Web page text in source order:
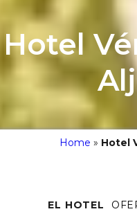
Hotel
Home » Hotel
EL HOTEL